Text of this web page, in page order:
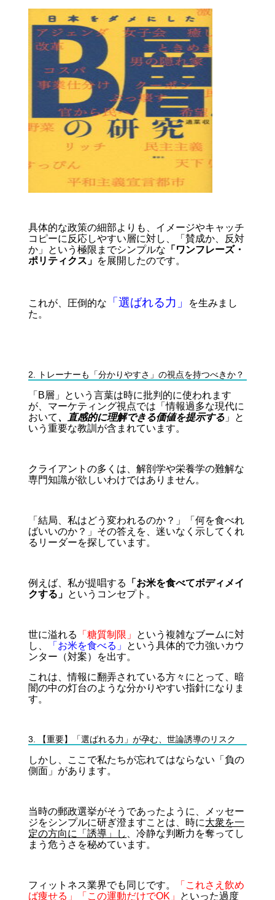
具体的な政策の細部よりも、イメージやキャッチ
コピーに反応しやすい層に対し、「賛成か、反対
か」という極限までシンプルな 「ワンフレーズ・
ポリティクス」 を展開したのです。
これが、圧倒的な 「選ばれる力」
を生みまし
た。
2. トレーナーも「分かりやすさ」の視点を持つべきか？
「B層」という言葉は時に批判的に使われます
が、マーケティング視点では「情報過多な現代に
おいて 、直感的に理解できる価値を提示する 」と
いう重要な教訓が含まれています。
クライアントの多くは、解剖学や栄養学の難解な
専門知識が欲しいわけではありません。
「結局、私はどう変われるのか？」「何を食べれ
ばいいのか？」その答えを、迷いなく示してくれ
るリーダーを探しています。
例えば、私が提唱する
「お米を食べてボディメイ
クする」 というコンセプト。
世に溢れる 「糖質制限」 という複雑なブームに対
し、
「お米を食べる」 という具体的で力強いカウ
ンター（対案）を出す。
これは、情報に翻弄されている方々にとって、暗
闇の中の灯台のような分かりやすい指針になりま
す。
3. 【重要】「選ばれる力」が孕む、世論誘導のリスク
しかし、ここで私たちが忘れてはならない「負の
側面」があります。
当時の郵政選挙がそうであったように、メッセー
ジをシンプルに研ぎ澄ますことは、時に大衆を一
定の方向に「誘導」し 、冷静な判断力を奪ってし
まう危うさを秘めています。
フィットネス業界でも同じです。
「これさえ飲め
ば痩せる」「この運動だけでOK」 といった過度